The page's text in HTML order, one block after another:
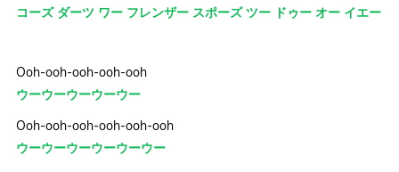
コーズ ダーツ ワー フレンザー スポーズ ツー ドゥー オー イエー
Ooh-ooh-ooh-ooh-ooh
ウーウーウーウーウー
Ooh-ooh-ooh-ooh-ooh-ooh
ウーウーウーウーウーウー